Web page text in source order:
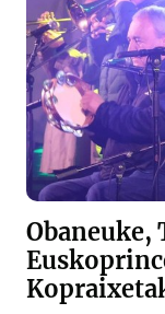
Obaneuke,